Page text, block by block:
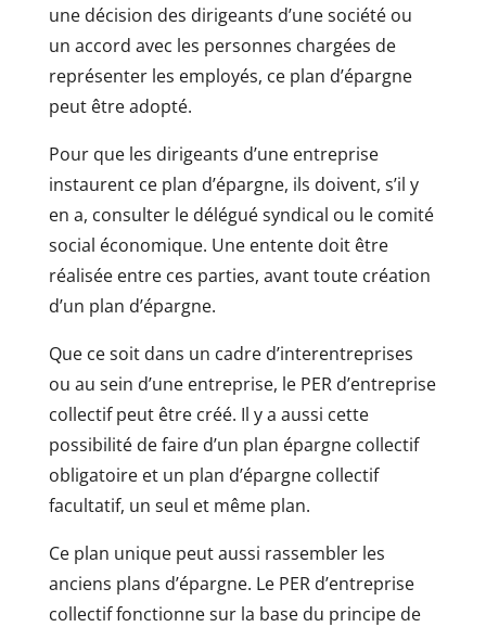
une décision des dirigeants d’une société ou
un accord avec les personnes chargées de
représenter les employés, ce plan d’épargne
peut être adopté.
Pour que les dirigeants d’une entreprise
instaurent ce plan d’épargne, ils doivent, s’il y
en a, consulter le délégué syndical ou le comité
social économique. Une entente doit être
réalisée entre ces parties, avant toute création
d’un plan d’épargne.
Que ce soit dans un cadre d’interentreprises
ou au sein d’une entreprise, le PER d’entreprise
collectif peut être créé. Il y a aussi cette
possibilité de faire d’un plan épargne collectif
obligatoire et un plan d’épargne collectif
facultatif, un seul et même plan.
Ce plan unique peut aussi rassembler les
anciens plans d’épargne. Le PER d’entreprise
collectif fonctionne sur la base du principe de